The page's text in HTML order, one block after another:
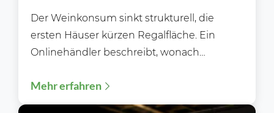
Der Weinkonsum sinkt strukturell, die
ersten Häuser kürzen Regalfläche. Ein
Onlinehändler beschreibt, wonach
suchen und was das...
Mehr erfahren